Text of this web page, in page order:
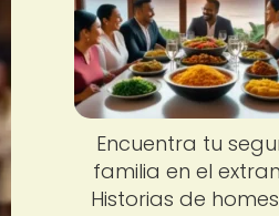
Encuentra tu
familia en el
Historias de